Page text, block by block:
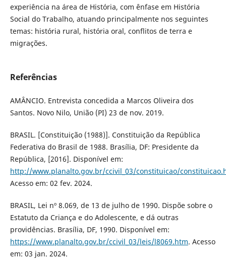
experiência na área de História, com ênfase em História
Social do Trabalho, atuando principalmente nos seguintes
temas: história rural, história oral, conflitos de terra e
migrações.
Referências
AMÂNCIO. Entrevista concedida a Marcos Oliveira dos
Santos. Novo Nilo, União (PI) 23 de nov. 2019.
BRASIL. [Constituição (1988)]. Constituição da República
Federativa do Brasil de 1988. Brasília, DF: Presidente da
República, [2016]. Disponível em:
http://www.planalto.gov.br/ccivil_03/constituicao/
Acesso em: 02 fev. 2024.
BRASIL, Lei nº 8.069, de 13 de julho de 1990. Dispõe sobre o
Estatuto da Criança e do Adolescente, e dá outras
providências. Brasília, DF, 1990. Disponível em:
https://www.planalto.gov.br/ccivil_03/leis/l8069.htm. Acesso
em: 03 jan. 2024.